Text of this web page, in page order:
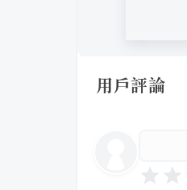
用戶評論